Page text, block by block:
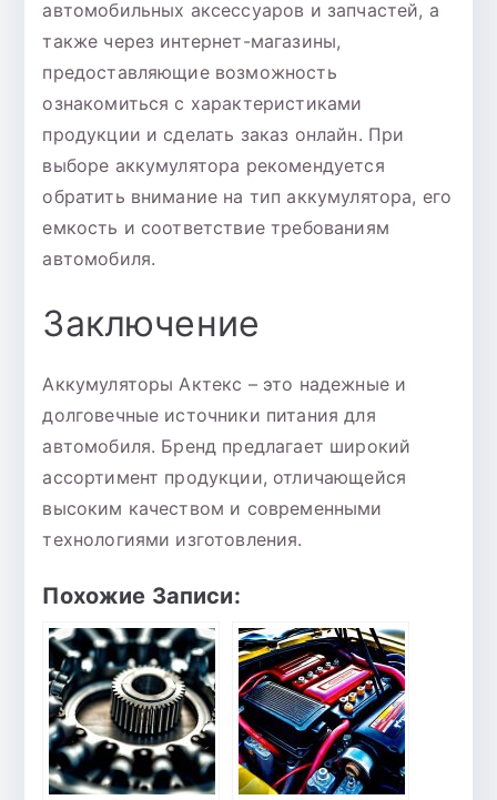
автомобильных аксессуаров и запчастей, а
также через интернет-магазины,
предоставляющие возможность
ознакомиться с характеристиками
продукции и сделать заказ онлайн. При
выборе аккумулятора рекомендуется
обратить внимание на тип аккумулятора, его
емкость и соответствие требованиям
автомобиля.
Заключение
Аккумуляторы Актекс – это надежные и
долговечные источники питания для
автомобиля. Бренд предлагает широкий
ассортимент продукции, отличающейся
высоким качеством и современными
технологиями изготовления.
Похожие Записи: